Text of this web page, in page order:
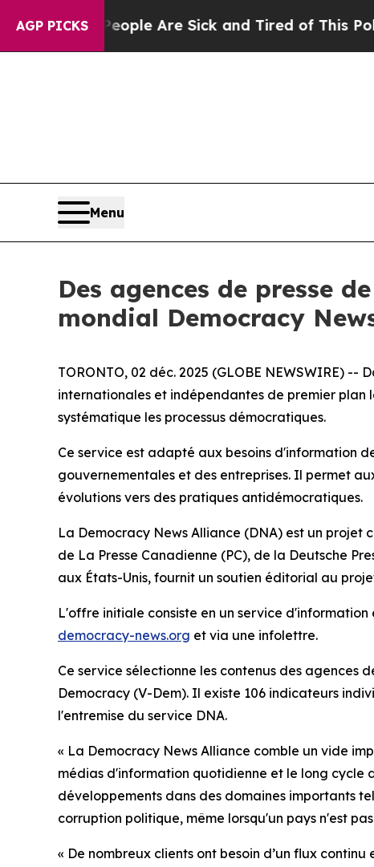
AGP PICKS
“People Are Sick and Tired of This Politics of
Menu
Des agences de presse
mondial Democracy
TORONTO, 02 déc. 2025 (GLOBE NEWSWIRE)
internationales et indépendantes de premier plan
systématique les processus démocratiques.
Ce service est adapté aux besoins d'information
gouvernementales et des entreprises. Il permet
évolutions vers des pratiques antidémocratiques.
La Democracy News Alliance (DNA) est un projet
de La Presse Canadienne (PC), de la Deutsche
aux États-Unis, fournit un soutien éditorial au
L'offre initiale consiste en un service
democracy-news.org et via une infolettre.
Ce service sélectionne les contenus des
Democracy (V-Dem). Il existe 106 indicateurs
l'entremise du service DNA.
« La Democracy News Alliance comble un vide
médias d'information quotidienne et le long cycle
développements dans des domaines importants
corruption politique, même lorsqu'un pays n'est
« De nombreux clients ont besoin d’un flux